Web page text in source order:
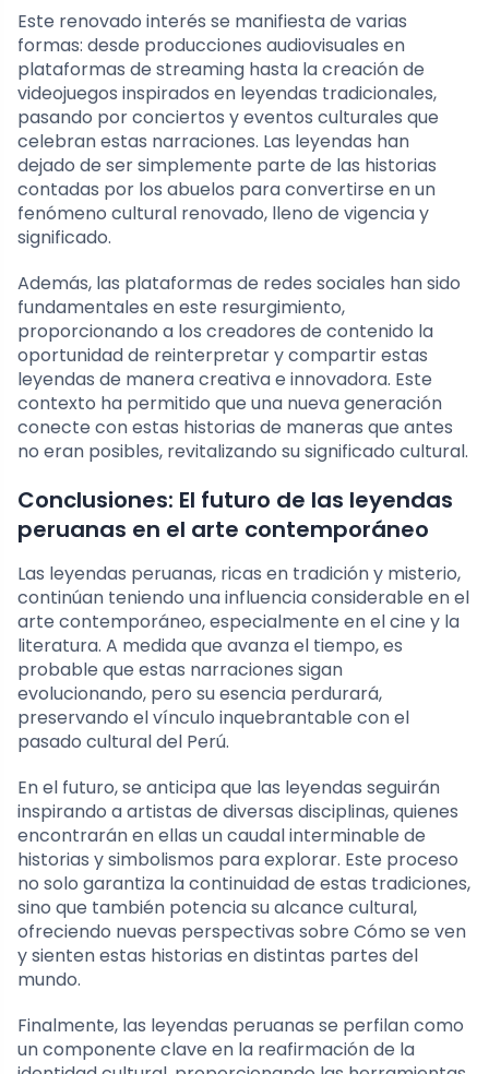
Este renovado interés se manifiesta de varias
formas: desde producciones audiovisuales en
plataformas de streaming hasta la creación de
videojuegos inspirados en leyendas tradicionales,
pasando por conciertos y eventos culturales que
celebran estas narraciones. Las leyendas han
dejado de ser simplemente parte de las historias
contadas por los abuelos para convertirse en un
fenómeno cultural renovado, lleno de vigencia y
significado.
Además, las plataformas de redes sociales han sido
fundamentales en este resurgimiento,
proporcionando a los creadores de contenido la
oportunidad de reinterpretar y compartir estas
leyendas de manera creativa e innovadora. Este
contexto ha permitido que una nueva generación
conecte con estas historias de maneras que antes
no eran posibles, revitalizando su significado cultural.
Conclusiones: El futuro de las leyendas
peruanas en el arte contemporáneo
Las leyendas peruanas, ricas en tradición y misterio,
continúan teniendo una influencia considerable en el
arte contemporáneo, especialmente en el cine y la
literatura. A medida que avanza el tiempo, es
probable que estas narraciones sigan
evolucionando, pero su esencia perdurará,
preservando el vínculo inquebrantable con el
pasado cultural del Perú.
En el futuro, se anticipa que las leyendas seguirán
inspirando a artistas de diversas disciplinas, quienes
encontrarán en ellas un caudal interminable de
historias y simbolismos para explorar. Este proceso
no solo garantiza la continuidad de estas tradiciones,
sino que también potencia su alcance cultural,
ofreciendo nuevas perspectivas sobre Cómo se ven
y sienten estas historias en distintas partes del
mundo.
Finalmente, las leyendas peruanas se perfilan como
un componente clave en la reafirmación de la